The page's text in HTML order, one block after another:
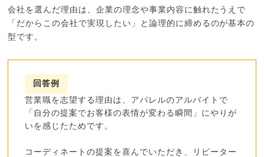
会社を選んだ理由は、企業の理念や事業内容に触れたうえで
「だからこの会社で実現したい」と論理的に締めるのが基本の
型です。
回答例
営業職を志望する理由は、アパレルのアルバイトで
「自分の提案でお客様の表情が変わる瞬間」にやりが
いを感じたためです。
コーディネートの提案を喜んでいただき、リピーター